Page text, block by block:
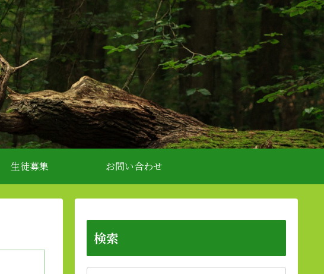
生徒募集 お問い合わせ
検索